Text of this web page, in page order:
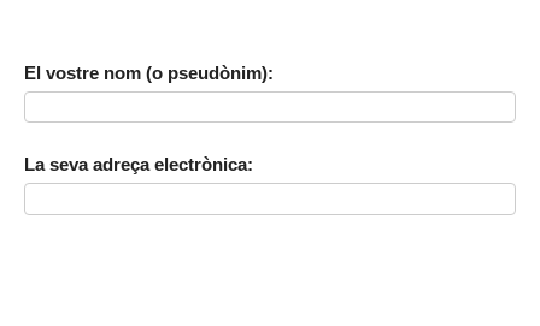
El vostre nom (o pseudònim):
La seva adreça electrònica: